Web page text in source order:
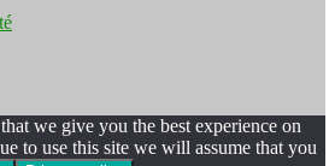
we give you the best experience on
to use this site we will assume that you